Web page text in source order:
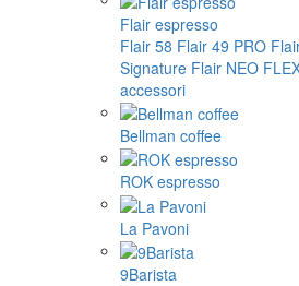
Flair espresso
Flair 58 Flair 49 PRO
Signature Flair NEO
accessori
Bellman coffee
ROK espresso
La Pavoni
9Barista